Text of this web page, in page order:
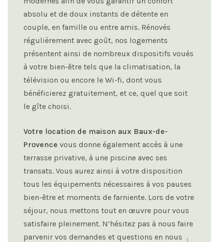
absolu et de doux instants de détente en
couple, en famille ou entre amis. Rénovés
régulièrement avec goût, nos logements
présentent ainsi de nombreux dispositifs voués
à votre bien-être tels que la climatisation, la
télévision ou encore le Wi-fi, dont vous
bénéficierez gratuitement, et ce, quel que soit
le gîte choisi.
Votre location de maison aux Baux-de-
Provence vous donne également accès à une
terrasse privative, à une piscine avec ses
transats. Vous aurez ainsi à votre disposition
tous les équipements nécessaires à vos pauses
bien-être et moments de farniente. Lors de votre
séjour, nous mettons tout en œuvre pour vous
satisfaire pleinement. N’hésitez pas à nous faire
parvenir vos demandes et questions en nous